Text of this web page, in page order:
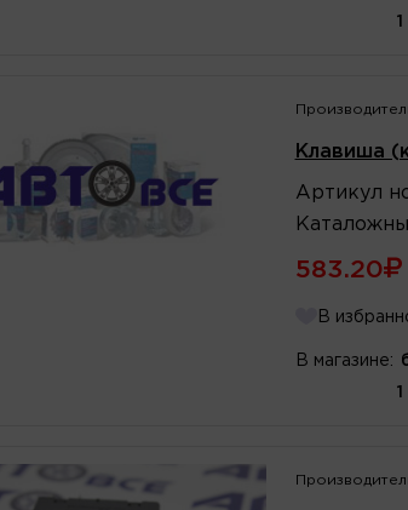
Клавиша
Артикул
583.20
В
В магазине: